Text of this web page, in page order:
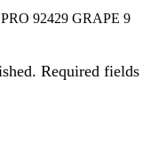
92429 GRAPE 9
Required fields